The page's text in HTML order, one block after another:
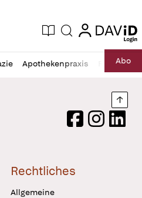
Zeitung
Aktuelle Ausgabe
Suche login
login
Apothekenpraxis RechtAbo
Logo
FacebookInstagram
Rechtliches
Allgemeine